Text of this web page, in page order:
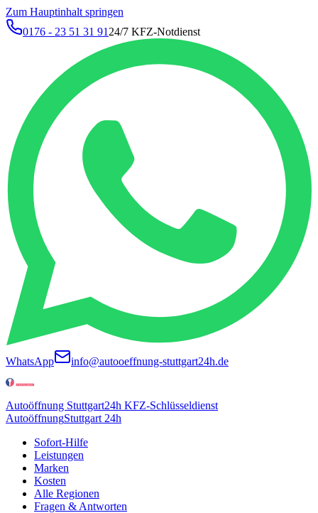
Zum Hauptinhalt springen
0176 - 23 51 31 91 24/7 KFZ-Notdienst
WhatsApp info@autooeffnung-stuttgart24h.de
Autoöffnung Stuttgart24h KFZ-Schlüsseldienst
AutoöffnungStuttgart 24h
Sofort-Hilfe
Leistungen
Marken
Kosten
Alle Regionen
Fragen & Antworten